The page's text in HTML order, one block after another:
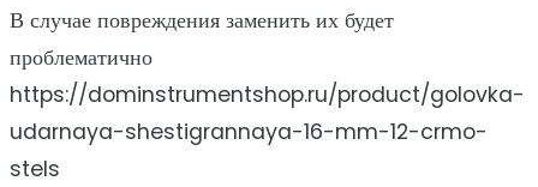
В случае повреждения заменить их будет
проблематично
https://dominstrumentshop.ru/product/golovka-
udarnaya-shestigrannaya-16-mm-12-crmo-
stels